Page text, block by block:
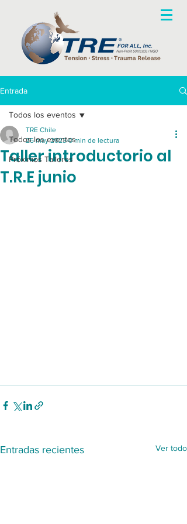
Entrada
Todos los eventos
Próximos Talleres
Todos los eventos
Taller introductorio al
T.R.E junio
TRE Chile
25 may 2023 0 min de lectura
Entradas recientes Ver todo